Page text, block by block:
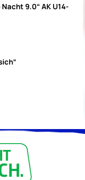
9.0“ AK U14-